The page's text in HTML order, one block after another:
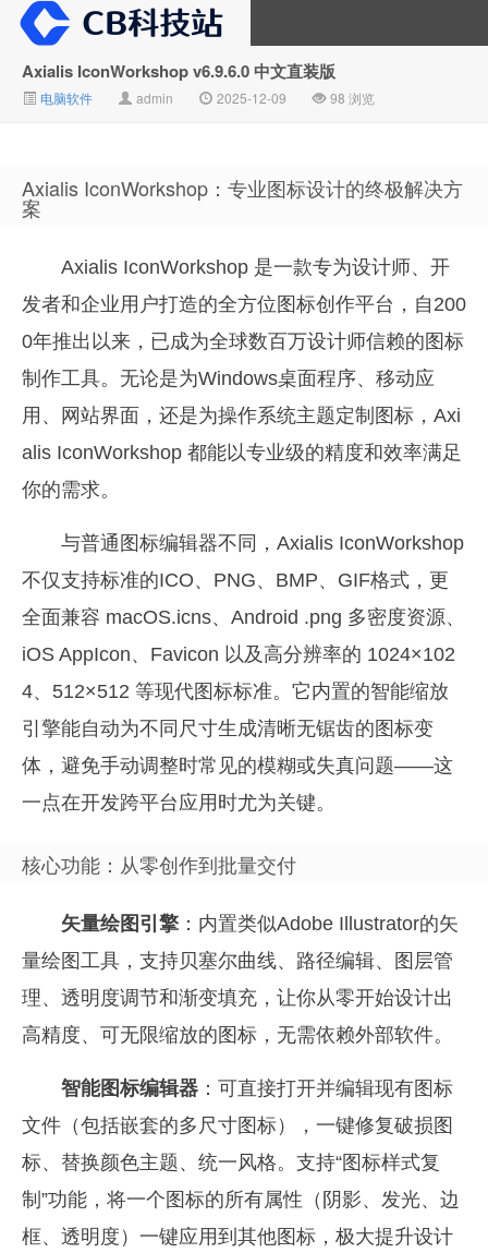
CB科技站
Axialis IconWorkshop v6.9.6.0 中文直装版
电脑软件 admin 2025-12-09 98 浏览
Axialis IconWorkshop：专业图标设计的终极解决方
案
Axialis IconWorkshop 是一款专为设计师、开
发者和企业用户打造的全方位图标创作平台，自200
0年推出以来，已成为全球数百万设计师信赖的图标
制作工具。无论是为Windows桌面程序、移动应
用、网站界面，还是为操作系统主题定制图标，Axi
alis IconWorkshop 都能以专业级的精度和效率满足
你的需求。
与普通图标编辑器不同，Axialis IconWorkshop
不仅支持标准的ICO、PNG、BMP、GIF格式，更
全面兼容 macOS.icns、Android .png 多密度资源、
iOS AppIcon、Favicon 以及高分辨率的 1024×102
4、512×512 等现代图标标准。它内置的智能缩放
引擎能自动为不同尺寸生成清晰无锯齿的图标变
体，避免手动调整时常见的模糊或失真问题——这
一点在开发跨平台应用时尤为关键。
核心功能：从零创作到批量交付
矢量绘图引擎：内置类似Adobe Illustrator的矢
量绘图工具，支持贝塞尔曲线、路径编辑、图层管
理、透明度调节和渐变填充，让你从零开始设计出
高精度、可无限缩放的图标，无需依赖外部软件。
智能图标编辑器 ：可直接打开并编辑现有图标
文件（包括嵌套的多尺寸图标），一键修复破损图
标、替换颜色主题、统一风格。支持“图标样式复
制”功能，将一个图标的所有属性（阴影、发光、边
框、透明度）一键应用到其他图标，极大提升设计